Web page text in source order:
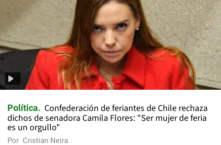
Política
Confederación de feriantes de Chile rechaza
dichos de senadora Camila Flores: "Ser mujer de feria
es un orgullo"
Por Cristian Neira